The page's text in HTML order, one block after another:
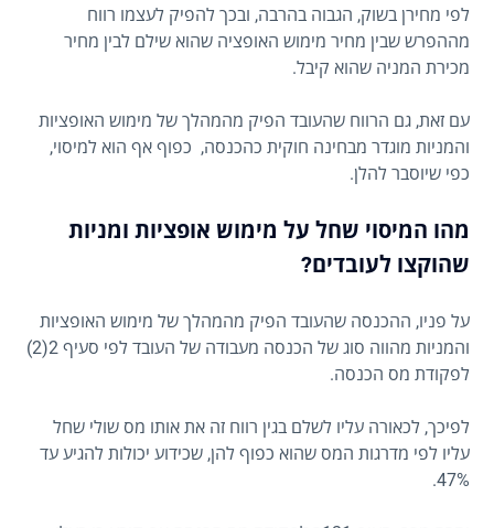
לפי מחירן בשוק, הגבוה בהרבה, ובכך להפיק לעצמו רווח
מההפרש שבין מחיר מימוש האופציה שהוא שילם לבין מחיר
מכירת המניה שהוא קיבל.
עם זאת, גם הרווח שהעובד הפיק מהמהלך של מימוש האופציות
והמניות מוגדר מבחינה חוקית כהכנסה, כפוף אף הוא למיסוי,
כפי שיוסבר להלן.
מהו המיסוי שחל על מימוש אופציות ומניות
שהוקצו לעובדים?
על פניו, ההכנסה שהעובד הפיק מהמהלך של מימוש האופציות
והמניות מהווה סוג של הכנסה מעבודה של העובד לפי סעיף 2(2)
לפקודת מס הכנסה.
לפיכך, לכאורה עליו לשלם בגין רווח זה את אותו מס שולי שחל
עליו לפי מדרגות המס שהוא כפוף להן, שכידוע יכולות להגיע עד
47%.